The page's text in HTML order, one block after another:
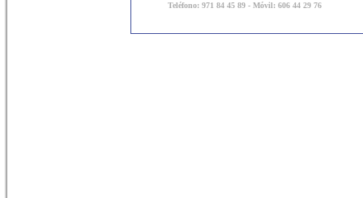
Teléfono: 971 84 45 89 - Móvil: 606 44 29 76